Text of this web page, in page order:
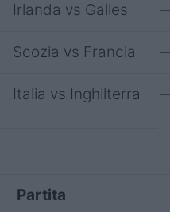
Irlanda vs Galles
Scozia vs Francia
Italia vs Inghilterra
Partita